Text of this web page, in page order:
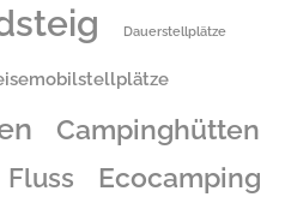
Dauerstellplätze
Campinghütten
Fluss Ecocamping